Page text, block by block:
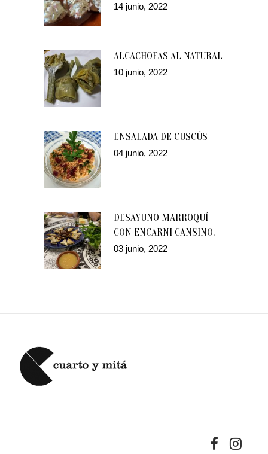
14 junio, 2022
ALCACHOFAS AL NATURAL
10 junio, 2022
ENSALADA DE CUSCÚS
04 junio, 2022
DESAYUNO MARROQUÍ
CON ENCARNI CANSINO.
03 junio, 2022